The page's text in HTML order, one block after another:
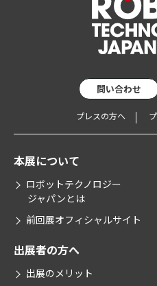
問い合わせ
プレスの方へ
本展について
ロボットテクノロジー
ジャパンとは
前回展オフィシャルサイト
出展者の方へ
出展のメリット